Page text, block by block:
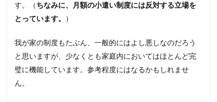
す。（ちなみに、月額の小遣い制度には反対する立場を
とっています。
）
我が家の制度もたぶん、一般的にはよし悪しなのだろう
と思いますが、少なくとも家庭内においてはほとんど完
璧に機能しています。参考程度にはなるかもしれませ
ん。